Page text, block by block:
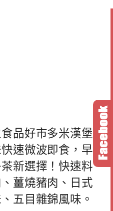
品好市多米漢堡
速微波即食，早
新選擇！快速料
薑燒豬肉、日式
五目雜錦風味。